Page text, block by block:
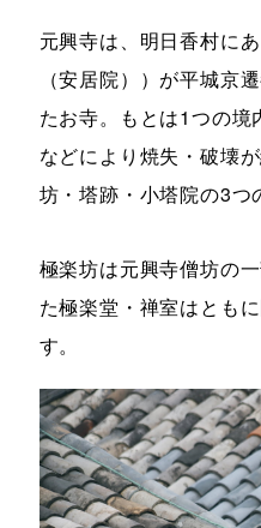
元興寺は、明日香村に
（安居院））が平城京
たお寺。もとは1つの
などにより焼失・破壊
坊・塔跡・小塔院の3つ
極楽坊は元興寺僧坊の
た極楽堂・禅室はとも
す。